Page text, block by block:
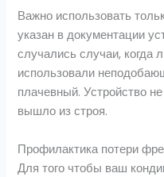
Важно использовать
указан в документации
случались случаи, когда
использовали
плачевный. Устройство
вышло из строя.
Профилактика потери
Для того чтобы ваш